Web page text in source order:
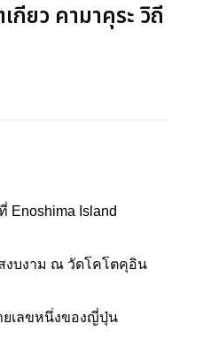
กียว คามาคุระ วิถี
Enoshima Island
งบงาม ณ วัดโคโตคุอิน
ยเลขหนึ่งของญี่ปุ่น